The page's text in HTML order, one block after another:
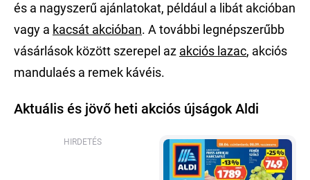
és a nagyszerű ajánlatokat, például a libát akcióban
vagy a kacsát akcióban. A további legnépszerűbb
vásárlások között szerepel az akciós lazac, akciós
mandulaés a remek kávéis.
Aktuális és jövő heti akciós újságok Aldi
HIRDETÉS